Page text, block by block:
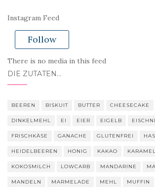
Instagram Feed
Follow
There is no media in this feed
DIE ZUTATEN…
BEEREN BISKUIT BUTTER CHEESECAKE
DINKELMEHL EI EIER EIGELB
FRISCHKÄSE GANACHE GLUTENFREI
HEIDELBEEREN HONIG KAKAO
KOKOSMILCH LOWCARB MANDARINE
MANDELN MARMELADE MEHL MUFFIN